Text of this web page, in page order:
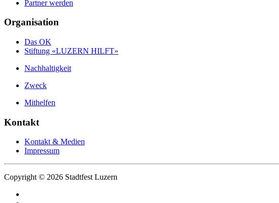
Partner werden
Organisation
Das OK
Stiftung «LUZERN HILFT»
Nachhaltigkeit
Zweck
Mithelfen
Kontakt
Kontakt & Medien
Impressum
Copyright © 2026 Stadtfest Luzern